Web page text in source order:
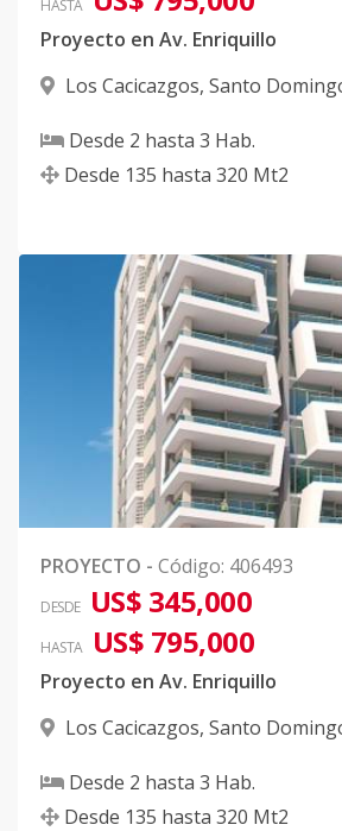
HASTA
Proyecto en Av. Enriquillo
Los Cacicazgos, Santo
Desde 2 hasta 3 Hab.
Desde 135 hasta 320 Mt2
PROYECTO - Código: 406493
DESDE US$ 345,000
HASTA US$ 795,000
Proyecto en Av. Enriquillo
Los Cacicazgos, Santo
Desde 2 hasta 3 Hab.
Desde 135 hasta 320 Mt2